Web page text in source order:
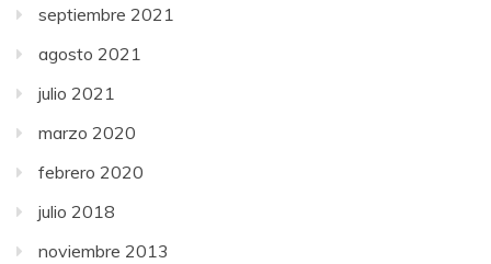
septiembre 2021
agosto 2021
julio 2021
marzo 2020
febrero 2020
julio 2018
noviembre 2013